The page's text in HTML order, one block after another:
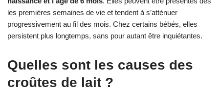
les premières semaines de vie et tendent à s’atténuer
progressivement au fil des mois. Chez certains bébés, elles
persistent plus longtemps, sans pour autant être inquiétantes.
Quelles sont les causes des
croûtes de lait ?